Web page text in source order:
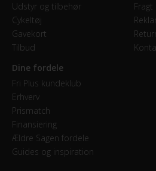
Bagbremse
Hydraulisk skivebremse
Forbremse
Hydraulisk skivebremse Shimano
GEAR
Bagskifter
SRAM SX Eagle 12 Speed
Udstyr og tilbehør
Cykeltøj
Gavekort
Tilbud
Fragt
Dine fordele
Fri Plus kundeklub
Erhverv
Prismatch
Finansiering
Ældre Sagen fordele
Guides og inspiration